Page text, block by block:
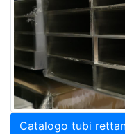
Catalogo tubi